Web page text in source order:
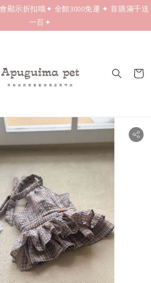
顯示折扣哦✦ 全館3000免運 ✦ 首購滿千送
一百✦